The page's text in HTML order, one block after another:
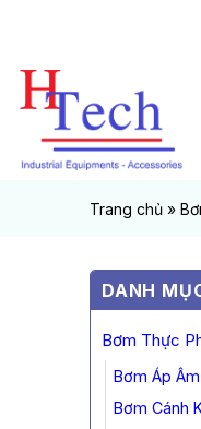
nội
dung
Trang chủ »
DANH
Bơm Thực
Bơm Áp Âm
Bơm Cánh